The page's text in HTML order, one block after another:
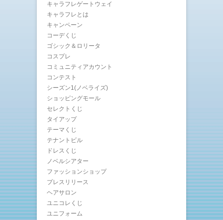
キャラフレゲートウェイ
キャラフレとは
キャンペーン
コーデくじ
ゴシック＆ロリータ
コスプレ
コミュニティアカウント
コンテスト
シーズン1(ノベライズ)
ショッピングモール
セレクトくじ
タイアップ
テーマくじ
テナントビル
ドレスくじ
ノベルシアター
ファッションショップ
プレスリリース
ヘアサロン
ユニコレくじ
ユニフォーム